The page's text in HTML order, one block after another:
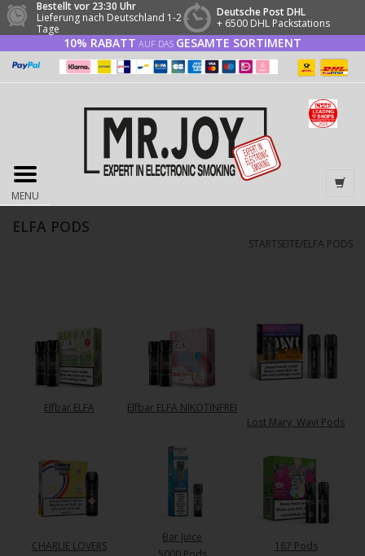
Bestellt vor 23:30 Uhr
Lieferung nach Deutschland 1-2
Tage
Deutsche Post DHL
+ 6500 DHL Packstations
10% RABATT AUF DAS GESAMTE SORTIMENT
MENU
ELFA PODS
STARTSEITE/ELFA PODS
Elfbar ELFA
Elfbar ELFA NIKOTINFREI
Lost Mary Wavi Pods
CHARLIE LOVERS
Bar Juice
187 Pods